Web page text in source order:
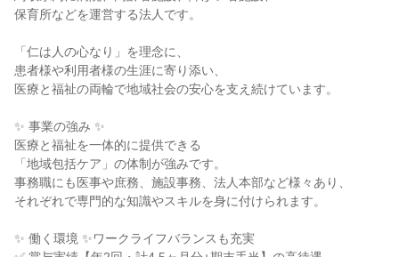
保育所などを運営する法人です。
「仁は人の心なり」を理念に、
患者様や利用者様の生涯に寄り添い、
医療と福祉の両輪で地域社会の安心を支え続けています。
✨ 事業の強み ✨
医療と福祉を一体的に提供できる
「地域包括ケア」の体制が強みです。
事務職にも医事や庶務、施設事務、法人本部など様々あり、
それぞれで専門的な知識やスキルを身に付けられます。
✨ 働く環境 ✨ワークライフバランスも充実